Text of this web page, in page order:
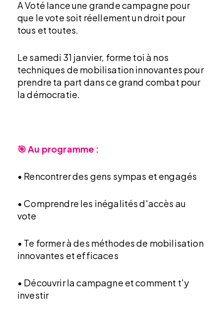
A Voté lance une grande campagne pour
que le vote soit réellement un droit pour
tous et toutes.
Le samedi 31 janvier, forme toi à nos
techniques de mobilisation innovantes pour
prendre ta part dans ce grand combat pour
la démocratie.
🎯 Au programme :
• Rencontrer des gens sympas et engagés
• Comprendre les inégalités d'accès au
vote
• Te former à des méthodes de mobilisation
innovantes et efficaces
• Découvrir la campagne et comment t'y
investir